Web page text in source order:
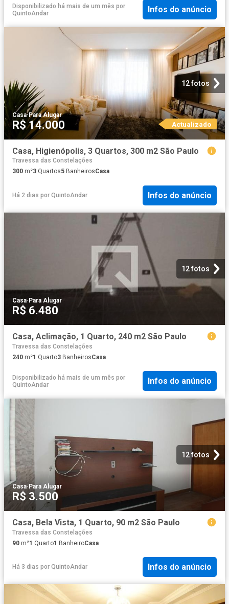
Disponibilizado há mais de um mês por
QuintoAndar
Infos do anúncio
12 fotos
Casa·Para Alugar
R$ 14.000 Actualizado
Casa, Higienópolis, 3 Quartos, 300 m2 São Paulo
Travessa das Constelações
300 m²3 Quartos5 BanheirosCasa
Há 2 dias por QuintoAndar Infos do anúncio
12 fotos
Casa· Para Alugar
R$ 6.480
Casa, Aclimação, 1 Quarto, 240 m2 São Paulo
Travessa das Constelações
240 m²1 Quarto3 BanheirosCasa
Disponibilizado há mais de um mês por
QuintoAndar
Infos do anúncio
12 fotos
Casa·Para Alugar
R$ 3.500
Casa, Bela Vista, 1 Quarto, 90 m2 São Paulo
Travessa das Constelações
90 m²1 Quarto1 BanheiroCasa
Há 3 dias por QuintoAndar Infos do anúncio